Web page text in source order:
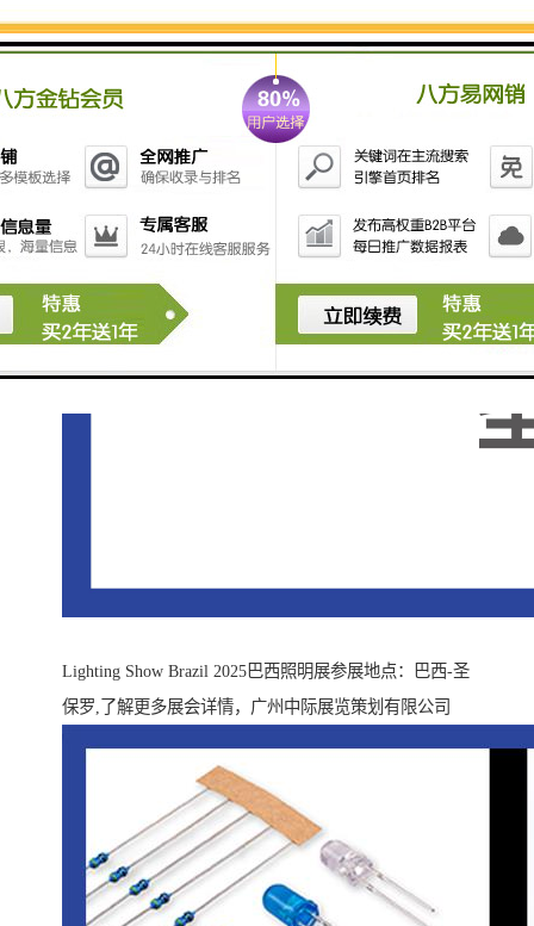
Lighting Show Brazil 2025巴西照明展参展地点：巴西-圣
保罗,了解更多展会详情，广州中际展览策划有限公司